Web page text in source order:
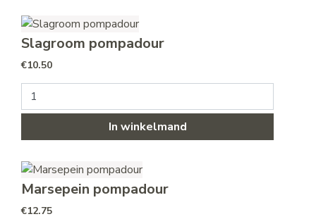
Slagroom pompadour
€10.50
Slagroom pompadour aantal
In winkelmand
Marsepein pompadour
€12.75